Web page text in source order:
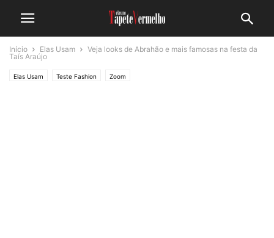
Início Elas Usam
Veja looks de Abrahão e mais famosas na festa da
Taís Araújo
Elas Usam Teste Fashion Zoom